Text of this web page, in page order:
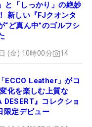
と「しっかり」の絶妙
新しい『FJクオンタ
“ど真ん中”のゴルフシ
(金) 10時00分 14
ECCO Leather」がコ
化を楽しむ上質な
DESERT』コレクショ
限定デビュー